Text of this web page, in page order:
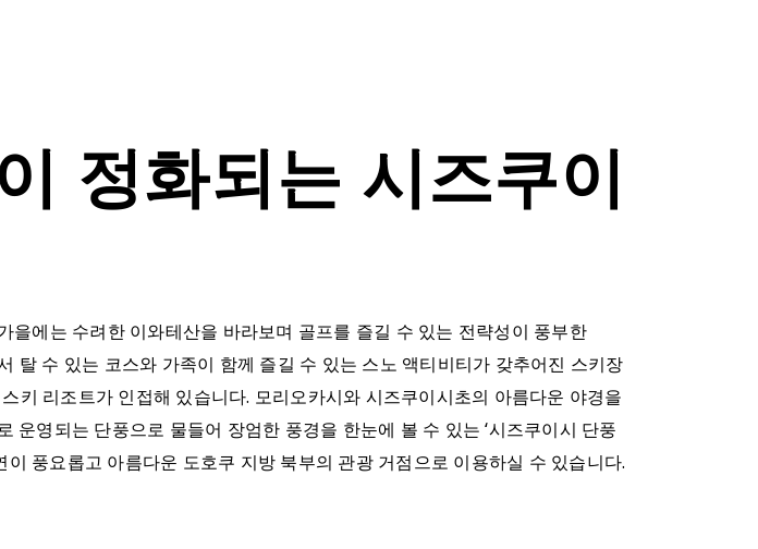
정화되는 시즈쿠이
에는 수려한 이와테산을 바라보며 골프를 즐길 수 있는 전략성이 풍부한
수 있는 코스와 가족이 함께 즐길 수 있는 스노 액티비티가 갖추어진 스키장
키 리조트가 인접해 있습니다. 모리오카시와 시즈쿠이시초의 아름다운 야경을
운영되는 단풍으로 물들어 장엄한 풍경을 한눈에 볼 수 있는 ‘시즈쿠이시 단풍
풍요롭고 아름다운 도호쿠 지방 북부의 관광 거점으로 이용하실 수 있습니다.